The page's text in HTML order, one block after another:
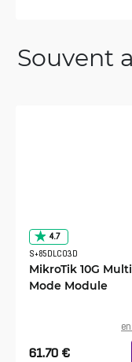
Souvent
4.7
S+85DLC03D
MikroTik 10G
Mode Module
61.70 €